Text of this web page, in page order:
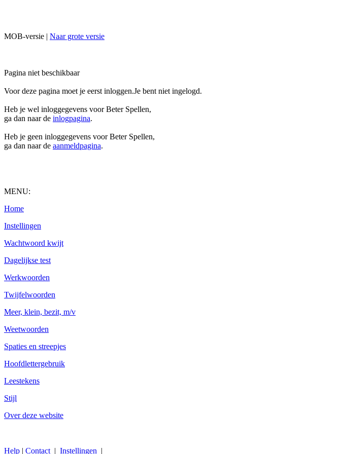
MOB-versie | Naar grote versie
Pagina niet beschikbaar
Voor deze pagina moet je eerst inloggen.Je bent niet ingelogd.
Heb je wel inloggegevens voor Beter Spellen,
ga dan naar de inlogpagina.
Heb je geen inloggegevens voor Beter Spellen,
ga dan naar de aanmeldpagina.
MENU:
Home
Instellingen
Wachtwoord kwijt
Dagelijkse test
Werkwoorden
Twijfelwoorden
Meer, klein, bezit, m/v
Weetwoorden
Spaties en streepjes
Hoofdlettergebruik
Leestekens
Stijl
Over deze website
Help | Contact | Instellingen |